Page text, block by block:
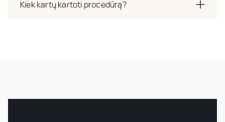
Kiek kartų kartoti procedūrą?